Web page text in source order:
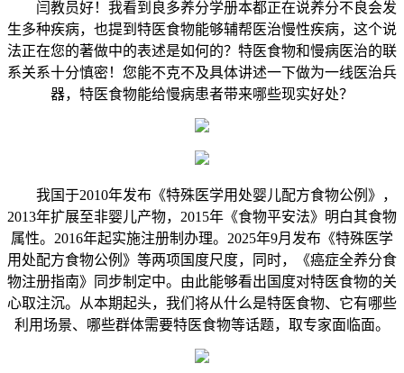
闫教员好！我看到良多养分学册本都正在说养分不良会发
生多种疾病，也提到特医食物能够辅帮医治慢性疾病，这个说
法正在您的著做中的表述是如何的？特医食物和慢病医治的联
系关系十分慎密！您能不克不及具体讲述一下做为一线医治兵
器，特医食物能给慢病患者带来哪些现实好处？
我国于2010年发布《特殊医学用处婴儿配方食物公例》，
2013年扩展至非婴儿产物，2015年《食物平安法》明白其食物
属性。2016年起实施注册制办理。2025年9月发布《特殊医学
用处配方食物公例》等两项国度尺度，同时，《癌症全养分食
物注册指南》同步制定中。由此能够看出国度对特医食物的关
心取注沉。从本期起头，我们将从什么是特医食物、它有哪些
利用场景、哪些群体需要特医食物等话题，取专家面临面。